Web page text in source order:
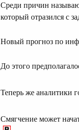
Среди причин
который отразился с
Новый прогноз по
До этого
Теперь же аналитики
Смягчение может